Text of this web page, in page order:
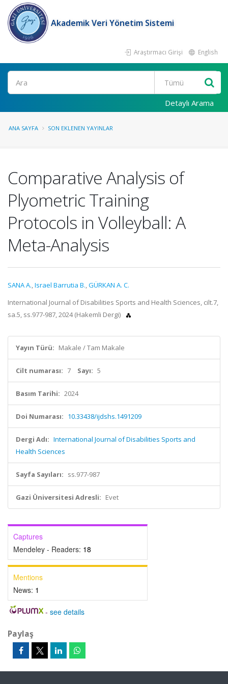
Akademik Veri Yönetim Sistemi
Araştırmacı Girişi English
Ara
Detaylı Arama
ANA SAYFA SON EKLENEN YAYINLAR
Comparative Analysis of
Plyometric Training
Protocols in Volleyball: A
Meta-Analysis
SANA A.,Israel Barrutia B.,GÜRKAN A. C.
International Journal of Disabilities Sports and Health Sciences, cilt.7,
sa.5, ss.977-987, 2024 (Hakemli Dergi)
Yayın Türü: Makale / Tam Makale
Cilt numarası: 7 Sayı: 5
Basım Tarihi: 2024
Doi Numarası: 10.33438/ijdshs.1491209
Dergi Adı: International Journal of Disabilities Sports and
Health Sciences
Sayfa Sayıları: ss.977-987
Gazi Üniversitesi Adresli: Evet
Captures
Mendeley - Readers: 18
Mentions
News: 1
- see details
Paylaş